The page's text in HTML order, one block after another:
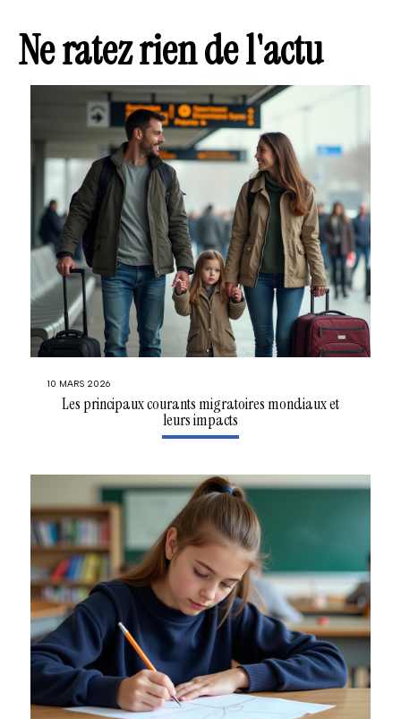
Ne ratez rien de l'actu
10 MARS 2026
Les principaux courants migratoires mondiaux et
leurs impacts